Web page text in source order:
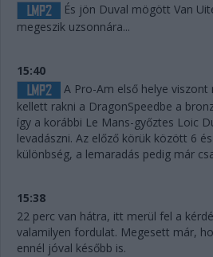
És jön Duval mögött Van
megeszik uzsonnára...
15:40
A Pro-Am első helye
kellett rakni a DragonSpeedbe a
így a korábbi Le Mans-győztes Loic
levadászni. Az előző körük között 6
különbség, a lemaradás pedig már
15:38
22 perc van hátra, itt merül fel a
valamilyen fordulat. Megesett már,
ennél jóval később is.